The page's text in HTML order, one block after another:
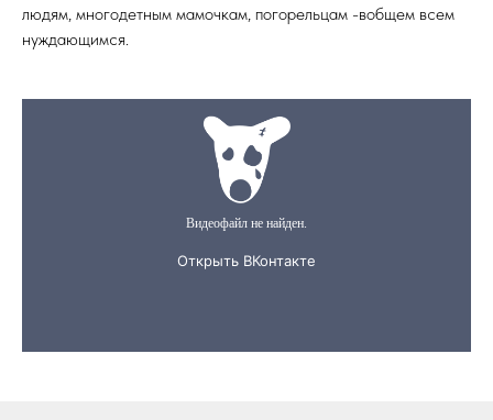
людям, многодетным мамочкам, погорельцам -вобщем всем
нуждающимся.